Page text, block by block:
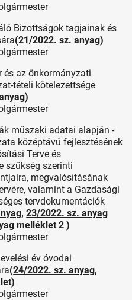
Bizottságok tagjainak és
(21/2022. sz. anyag)
és az önkormányzati
tételi kötelezettsége
)
műszaki adatai alapján -
középtávú fejlesztésének
Terve és
szükség szerinti
megvalósításának
valamint a Gazdasági
tervdokumentációk
,23/2022. sz. anyag
melléklet 2)
év óvodai
(24/2022. sz. anyag,
)